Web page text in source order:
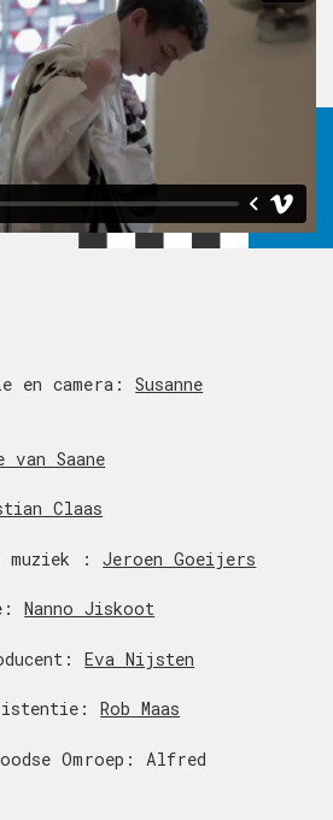
en camera:Susanne
van Saane
Claas
muziek :Jeroen Goeijers
Nanno Jiskoot
Eva Nijsten
Rob Maas
Omroep: Alfred